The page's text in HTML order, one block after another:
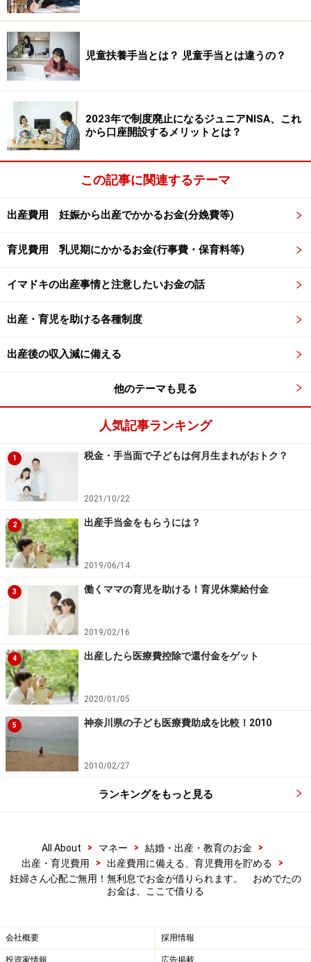
児童扶養手当とは？ 児童手当とは違うの？
2023年で制度廃止になるジュニアNISA、これ
から口座開設するメリットとは？
この記事に関連するテーマ
出産費用 妊娠から出産でかかるお金(分娩費等)
育児費用 乳児期にかかるお金(行事費・保育料等)
イマドキの出産事情と注意したいお金の話
出産・育児を助ける各種制度
出産後の収入減に備える
他のテーマも見る
人気記事ランキング
1 税金・手当面で子どもは何月生まれがおトク？
2021/10/22
2 出産手当金をもらうには？
2019/06/14
3 働くママの育児を助ける！育児休業給付金
2019/02/16
4 出産したら医療費控除で還付金をゲット
2020/01/05
5 神奈川県の子ども医療費助成を比較！2010
2010/02/27
ランキングをもっと見る
All About > マネー > 結婚・出産・教育のお金
>
出産・育児費用
> 出産費用に備える、育児費用を貯める
>
妊婦さん心配ご無用！無利息でお金が借りられます。 おめでたの
お金は、ここで借りる
会社概要 採用情報